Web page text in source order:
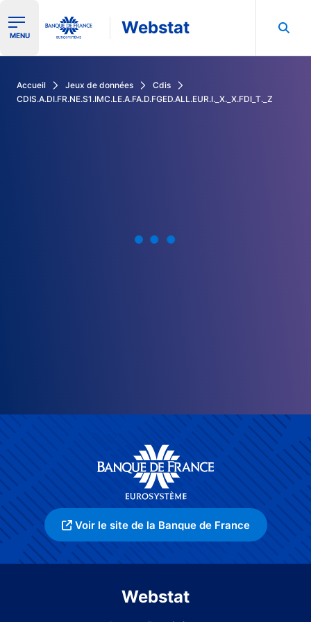
Ouvrir le menu de navigation
MENU Webstat
Accueil Jeux de données
Cdis
CDIS.A.DI.FR.NE.S1.IMC.LE.A.FA.D.FGED.ALL.EUR.I._X._X.FDI_T._Z
Voir le site de la Banque de France
Webstat